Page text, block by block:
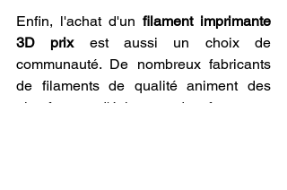
Enfin, l'achat d'un filament imprimante
3D prix est aussi un choix de
communauté. De nombreux fabricants
de filaments de qualité animent des
plateformes d'échange, des forums et